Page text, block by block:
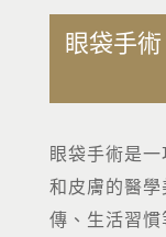
眼袋手
眼袋手術是
和皮膚的醫
傳、生活習